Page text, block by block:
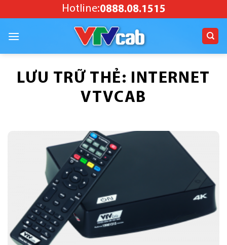
qua
Hotline:0888.08.1515
LƯU TRỮ THẺ: INTERNET
VTVCAB